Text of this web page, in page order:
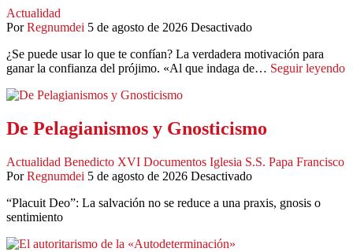
Actualidad
Por Regnumdei 5 de agosto de 2026 Desactivado
¿Se puede usar lo que te confían? La verdadera motivación para
ganar la confianza del prójimo. «Al que indaga de… Seguir leyendo
De Pelagianismos y Gnosticismo
Actualidad Benedicto XVI Documentos Iglesia S.S. Papa Francisco
Por Regnumdei 5 de agosto de 2026 Desactivado
“Placuit Deo”: La salvación no se reduce a una praxis, gnosis o
sentimiento